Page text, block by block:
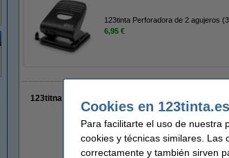
123tinta Perforadora de 2 agujeros
6,95 €
123titna Fástener 80 x 50 mm (50 unidades)
Cookies en 123tinta.es
Para facilitarte el uso de nuestra
cookies y técnicas similares. Las
correctamente y también sirven